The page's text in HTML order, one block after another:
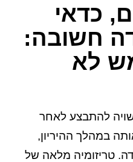
כדאי
חשובה:
לא
של טריזומיה 16 עשויה להתבצע לאחר
במהלך ההיריון,
טריזומיה מלאה של